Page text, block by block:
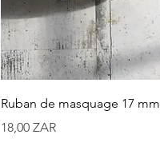
Aperçu rapide
Ruban de masquage 17 mm
Prix
18,00 ZAR